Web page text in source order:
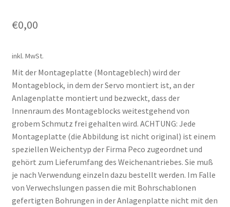
€0,00
inkl. MwSt.
Mit der Montageplatte (Montageblech) wird der
Montageblock, in dem der Servo montiert ist, an der
Anlagenplatte montiert und bezweckt, dass der
Innenraum des Montageblocks weitestgehend von
grobem Schmutz frei gehalten wird. ACHTUNG: Jede
Montageplatte (die Abbildung ist nicht original) ist einem
speziellen Weichentyp der Firma Peco zugeordnet und
gehört zum Lieferumfang des Weichenantriebes. Sie muß
je nach Verwendung einzeln dazu bestellt werden. Im Falle
von Verwechslungen passen die mit Bohrschablonen
gefertigten Bohrungen in der Anlagenplatte nicht mit den